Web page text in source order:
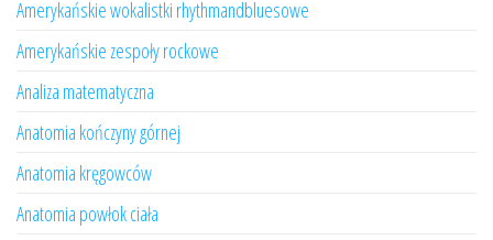
Amerykańskie wokalistki rhythmandbluesowe
Amerykańskie zespoły rockowe
Analiza matematyczna
Anatomia kończyny górnej
Anatomia kręgowców
Anatomia powłok ciała